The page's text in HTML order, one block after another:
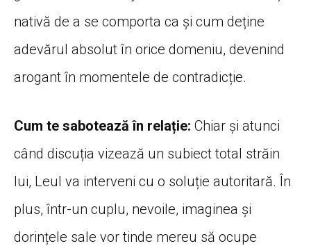
nativă de a se comporta ca și cum deține
adevărul absolut în orice domeniu, devenind
arogant în momentele de contradicție.
Cum te sabotează în relație: Chiar și atunci
când discuția vizează un subiect total străin
lui, Leul va interveni cu o soluție autoritară. În
plus, într-un cuplu, nevoile, imaginea și
dorințele sale vor tinde mereu să ocupe